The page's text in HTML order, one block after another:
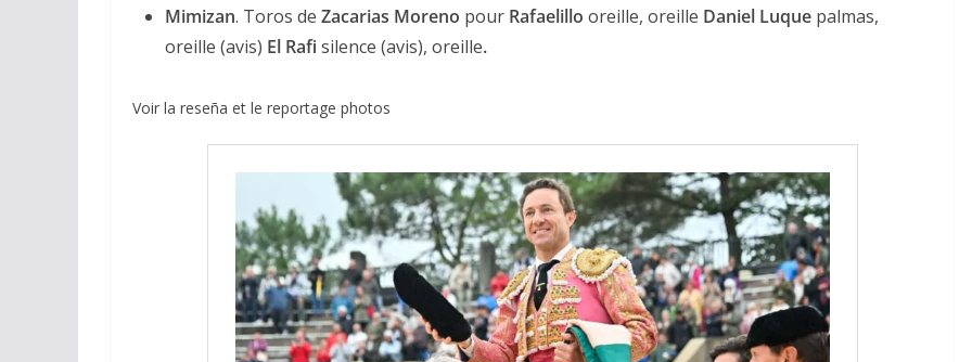
Mimizan. Toros de Zacarias Moreno pour Rafaelillo oreille, oreille Daniel Luque palmas,
oreille (avis) El Rafi silence (avis), oreille.
Voir la reseña et le reportage photos